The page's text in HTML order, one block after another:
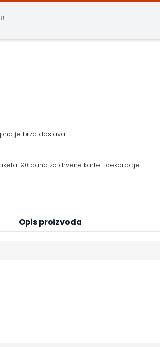
je brza dostava.
90 dana za drvene karte i dekoracije.
Opis proizvoda